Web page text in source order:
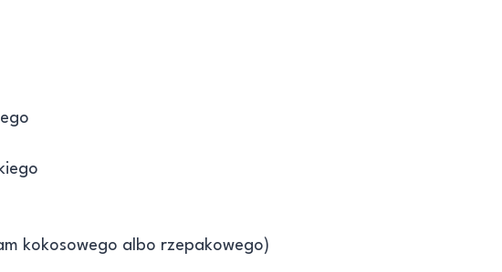
kokosowego albo rzepakowego)